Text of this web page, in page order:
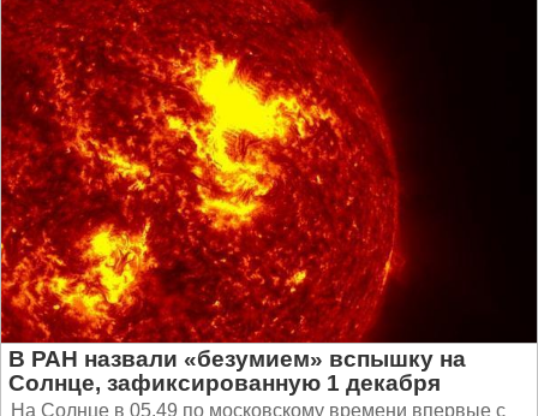
В РАН назвали «безумием» вспышку на
Солнце, зафиксированную 1 декабря
На Солнце в 05.49 по московскому времени впервые с